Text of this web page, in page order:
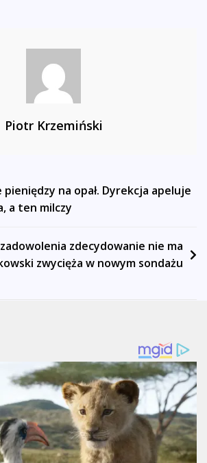
Piotr Krzemiński
na opał. Dyrekcja apeluje
a ten milczy
zdecydowanie nie ma
zwycięża w nowym sondażu